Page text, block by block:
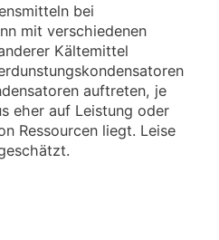
bei
mit verschiedenen
Kältemittel
auftreten, je
eher auf Leistung oder
Ressourcen liegt. Leise